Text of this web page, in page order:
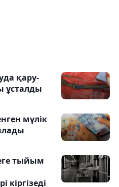
қару-
ұсталды
мүлік
тыйым
кіргізеді